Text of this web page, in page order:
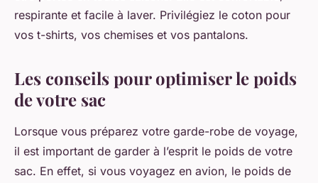
respirante et facile à laver. Privilégiez le coton pour
vos t-shirts, vos chemises et vos pantalons.
Les conseils pour optimiser le poids
de votre sac
Lorsque vous préparez votre garde-robe de voyage,
il est important de garder à l’esprit le poids de votre
sac. En effet, si vous voyagez en avion, le poids de